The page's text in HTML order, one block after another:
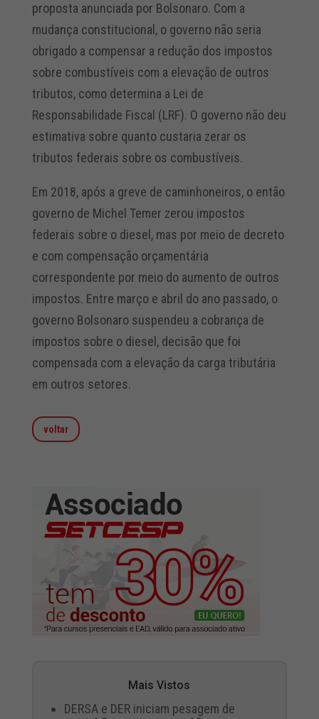
proposta anunciada por Bolsonaro. Com a
mudança constitucional, o governo não seria
obrigado a compensar a redução dos impostos
sobre combustíveis com a elevação de outros
tributos, como determina a Lei de
Responsabilidade Fiscal (LRF). O governo não deu
estimativa sobre quanto custaria zerar os
tributos federais sobre os combustíveis.
Em 2018, após a greve de caminhoneiros, o então
governo de Michel Temer zerou impostos
federais sobre o diesel, mas por meio de decreto
e com compensação orçamentária
correspondente por meio do aumento de outros
impostos. Entre março e abril do ano passado, o
governo Bolsonaro suspendeu a cobrança de
impostos sobre o diesel, decisão que foi
compensada com a elevação da carga tributária
em outros setores.
voltar
Mais Vistos
DERSA e DER iniciam pesagem de